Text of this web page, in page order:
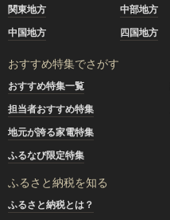
関東地方
中部地方
中国地方
四国地方
おすすめ特集でさがす
おすすめ特集一覧
担当者おすすめ特集
地元が誇る家電特集
ふるなび限定特集
ふるさと納税を知る
ふるさと納税とは？